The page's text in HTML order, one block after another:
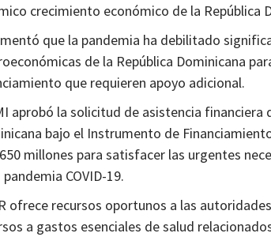
crecimiento económico de la República
que la pandemia ha debilitado
de la República Dominicana
que requieren apoyo adicional.
aprobó la solicitud de asistencia financiera
bajo el Instrumento de
millones para satisfacer las urgentes
pandemia COVID-19.
ofrece recursos oportunos a las
a gastos esenciales de salud